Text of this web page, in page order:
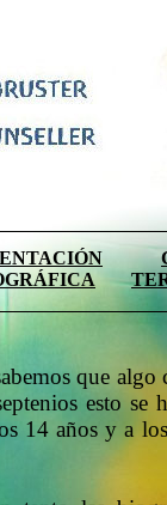
que
esto se
14 años y a